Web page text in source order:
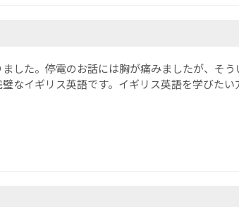
した。停電のお話には胸が痛みましたが、そ
なイギリス英語です。イギリス英語を学びた